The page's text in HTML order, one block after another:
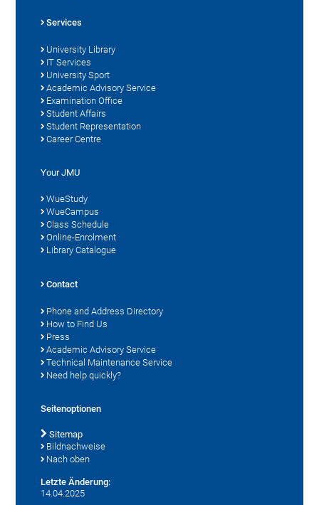
Services
University Library
IT Services
University Sport
Academic Advisory Service
Examination Office
Student Affairs
Student Representation
Career Centre
Your JMU
WueStudy
WueCampus
Class Schedule
Online-Enrolment
Library Catalogue
Contact
Phone and Address Directory
How to Find Us
Press
Academic Advisory Service
Technical Maintenance Service
Need help quickly?
Seitenoptionen
Sitemap
Bildnachweise
Nach oben
Letzte Änderung:
14.04.2025